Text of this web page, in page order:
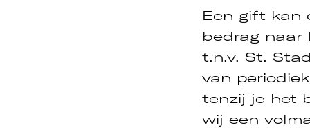
Een gift kan
bedrag naar
t.n.v. St.
van
tenzij je het
wij een